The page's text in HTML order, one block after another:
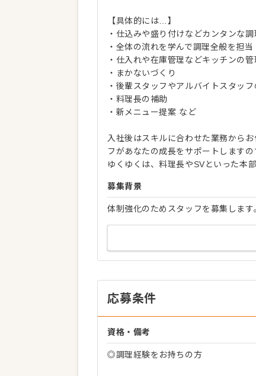
【具体的には…】
・仕込みや盛り付けなどカンタンな
・全体の流れを学んで調理全般を担当
・仕入れや在庫管理などキッチンの管
・まかないづくり
・後輩スタッフやアルバイトスタッフ
・料理長の補助
・新メニュー提案 など
入社後はスキルに合わせた業務から
フがあなたの成長をサポートします
ゆくゆくは、料理長やSVといった本
募集背景
体制強化のためスタッフを募集します
応募条件
資格・備考
◎調理経験をお持ちの方